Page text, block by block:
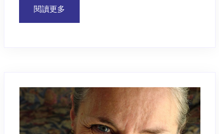
閱讀更多